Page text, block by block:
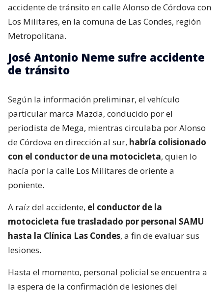
accidente de tránsito en calle Alonso de Córdova con
Los Militares, en la comuna de Las Condes, región
Metropolitana.
José Antonio Neme sufre accidente
de tránsito
Según la información preliminar, el vehículo
particular marca Mazda, conducido por el
periodista de Mega, mientras circulaba por Alonso
de Córdova en dirección al sur, habría colisionado
con el conductor de una motocicleta, quien lo
hacía por la calle Los Militares de oriente a
poniente.
A raíz del accidente, el conductor de la
motocicleta fue trasladado por personal SAMU
hasta la Clínica Las Condes, a fin de evaluar sus
lesiones.
Hasta el momento, personal policial se encuentra a
la espera de la confirmación de lesiones del